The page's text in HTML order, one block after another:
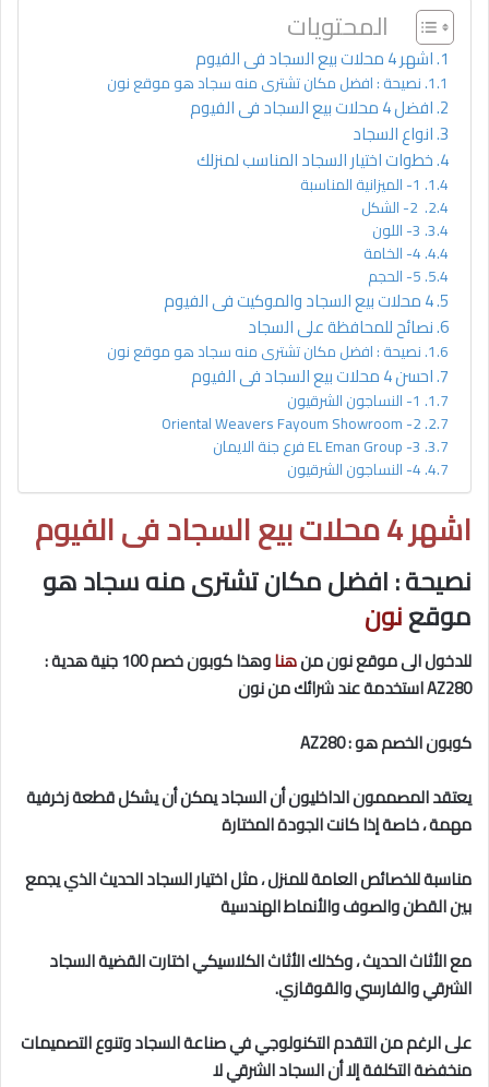
المحتويات
اشهر 4 محلات بيع السجاد فى الفيوم
نصيحة : افضل مكان تشترى منه سجاد هو موقع نون
افضل 4 محلات بيع السجاد فى الفيوم
انواع السجاد
خطوات اختيار السجاد المناسب لمنزلك
1- الميزانية المناسبة
2- الشكل
3- اللون
4- الخامة
5- الحجم
4 محلات بيع السجاد والموكيت فى الفيوم
نصائح للمحافظة على السجاد
نصيحة : افضل مكان تشترى منه سجاد هو موقع نون
احسن 4 محلات بيع السجاد فى الفيوم
1- النساجون الشرقيون
2- Oriental Weavers Fayoum Showroom
3- EL Eman Group فرع جنة الايمان
4- النساجون الشرقيون
اشهر 4 محلات بيع السجاد فى الفيوم
نصيحة : افضل مكان تشترى منه سجاد هو
موقعنون
للدخول الى موقع نون منهنا
وهذا كوبون خصم 100 جنية هدية :
AZ280 استخدمة عند شرائك من نون
كوبون الخصم هو : AZ280
يعتقد المصممون الداخليون أن السجاد يمكن أن يشكل قطعة زخرفية
مهمة ، خاصة إذا كانت الجودة المختارة
مناسبة للخصائص العامة للمنزل ، مثل اختيار السجاد الحديث الذي يجمع
بين القطن والصوف والأنماط الهندسية
مع الأثاث الحديث ، وكذلك الأثاث الكلاسيكي اختارت القضية السجاد
الشرقي والفارسي والقوقازي.
على الرغم من التقدم التكنولوجي في صناعة السجاد وتنوع التصميمات
منخفضة التكلفة إلا أن السجاد الشرقي لا